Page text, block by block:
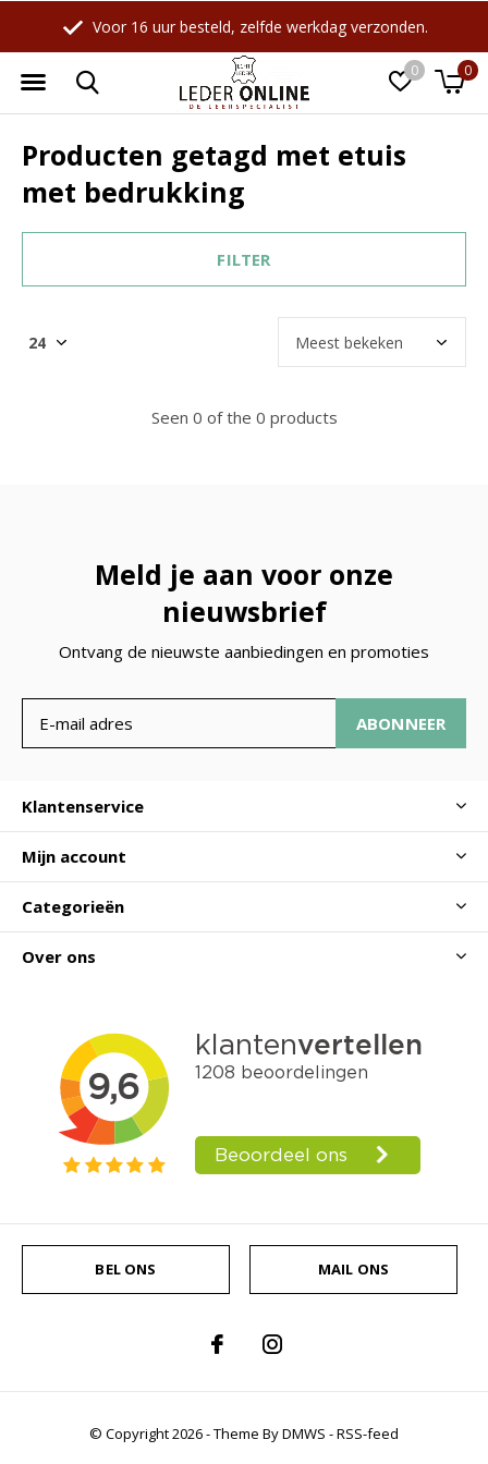
0 0
Voor 16 uur besteld, zelfde werkdag verzonden.
Producten getagd met etuis
met bedrukking
FILTER
Seen 0 of the 0 products
Meld je aan voor onze
nieuwsbrief
Ontvang de nieuwste aanbiedingen en promoties
ABONNEER
Klantenservice
Mijn account
Categorieën
Over ons
BEL ONS MAIL ONS
© Copyright2026- Theme ByDMWS -RSS-feed